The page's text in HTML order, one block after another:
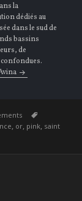
la
dédiés au
dans le sud de
bassins
de
, or, pink, saint